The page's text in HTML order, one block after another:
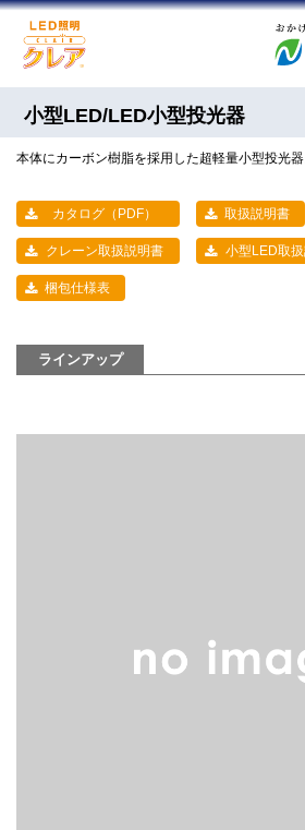
小型LED/LED小型投光器
本体にカーボン樹脂を採用した超軽量小型投光器
カタログ（PDF） 取扱説明書
クレーン取扱説明書 小型LED取
梱包仕様表
ラインアップ